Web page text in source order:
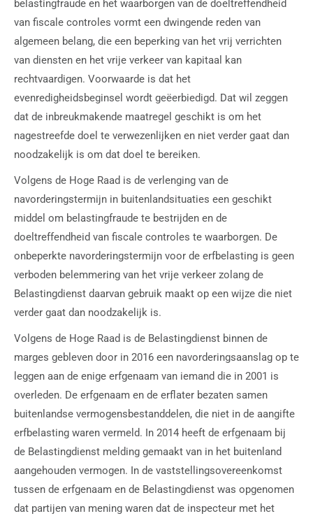
belastingfraude en het waarborgen van de doeltreffendheid
van fiscale controles vormt een dwingende reden van
algemeen belang, die een beperking van het vrij verrichten
van diensten en het vrije verkeer van kapitaal kan
rechtvaardigen. Voorwaarde is dat het
evenredigheidsbeginsel wordt geëerbiedigd. Dat wil zeggen
dat de inbreukmakende maatregel geschikt is om het
nagestreefde doel te verwezenlijken en niet verder gaat dan
noodzakelijk is om dat doel te bereiken.
Volgens de Hoge Raad is de verlenging van de
navorderingstermijn in buitenlandsituaties een geschikt
middel om belastingfraude te bestrijden en de
doeltreffendheid van fiscale controles te waarborgen. De
onbeperkte navorderingstermijn voor de erfbelasting is geen
verboden belemmering van het vrije verkeer zolang de
Belastingdienst daarvan gebruik maakt op een wijze die niet
verder gaat dan noodzakelijk is.
Volgens de Hoge Raad is de Belastingdienst binnen de
marges gebleven door in 2016 een navorderingsaanslag op te
leggen aan de enige erfgenaam van iemand die in 2001 is
overleden. De erfgenaam en de erflater bezaten samen
buitenlandse vermogensbestanddelen, die niet in de aangifte
erfbelasting waren vermeld. In 2014 heeft de erfgenaam bij
de Belastingdienst melding gemaakt van in het buitenland
aangehouden vermogen. In de vaststellingsovereenkomst
tussen de erfgenaam en de Belastingdienst was opgenomen
dat partijen van mening waren dat de inspecteur met het